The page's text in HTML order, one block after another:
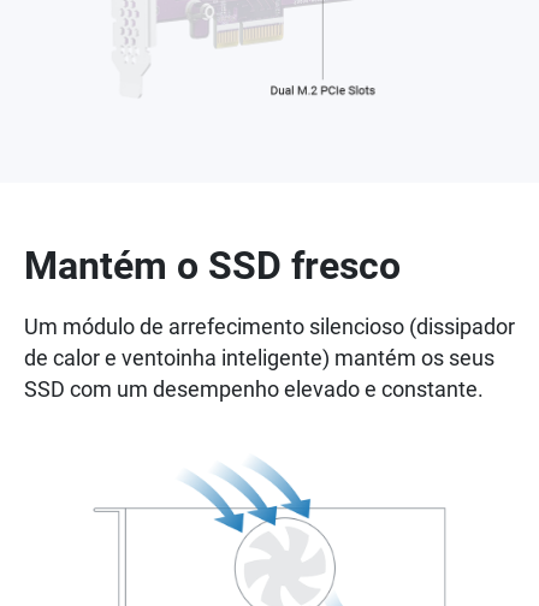
Mantém o SSD fresco
Um módulo de arrefecimento silencioso (dissipador
de calor e ventoinha inteligente) mantém os seus
SSD com um desempenho elevado e constante.